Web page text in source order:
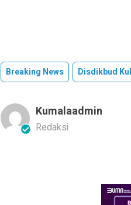
Breaking News Disdikbud
Kumalaadmin
Redaksi